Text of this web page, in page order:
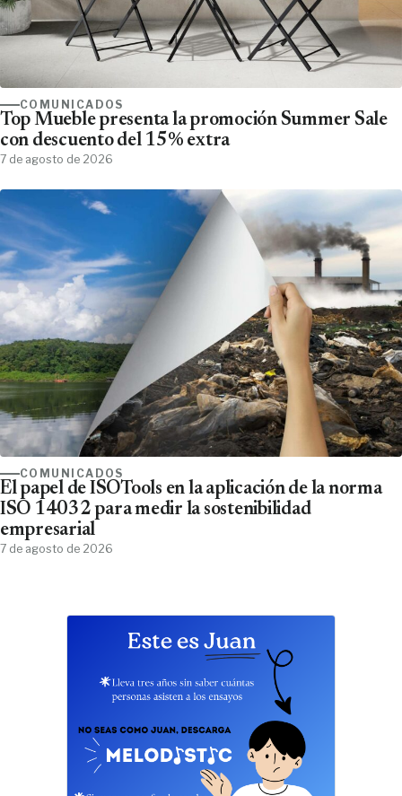
COMUNICADOS
Top Mueble presenta la promoción Summer Sale
con descuento del 15% extra
7 de agosto de 2026
COMUNICADOS
El papel de ISOTools en la aplicación de la norma
ISO 14032 para medir la sostenibilidad
empresarial
7 de agosto de 2026